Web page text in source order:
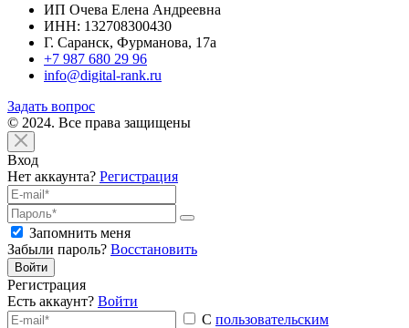
ИП Очева Елена Андреевна
ИНН: 132708300430
Г. Саранск, Фурманова, 17а
+7 987 680 29 96
info@digital-rank.ru
Задать вопрос
© 2024. Все права защищены
Вход
Нет аккаунта? Регистрация
Запомнить меня
Забыли пароль? Восстановить
Войти
Регистрация
Есть аккаунт? Войти
С пользовательским